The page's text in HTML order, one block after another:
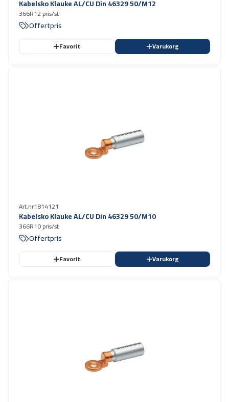
Kabelsko Klauke AL/CU Din 46329 50/M12
366R12 pris/st
Offertpris
Favorit Varukorg
Art.nr1814121
Kabelsko Klauke AL/CU Din 46329 50/M10
366R10 pris/st
Offertpris
Favorit Varukorg